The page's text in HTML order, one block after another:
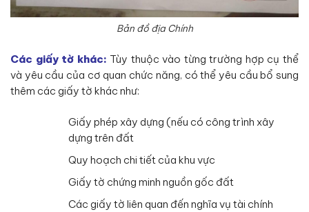
Bản đồ địa Chính
Các giấy tờ khác: Tùy thuộc vào từng trường hợp cụ thể
và yêu cầu của cơ quan chức năng, có thể yêu cầu bổ sung
thêm các giấy tờ khác như:
Giấy phép xây dựng (nếu có công trình xây
dựng trên đất
Quy hoạch chi tiết của khu vực
Giấy tờ chứng minh nguồn gốc đất
Các giấy tờ liên quan đến nghĩa vụ tài chính